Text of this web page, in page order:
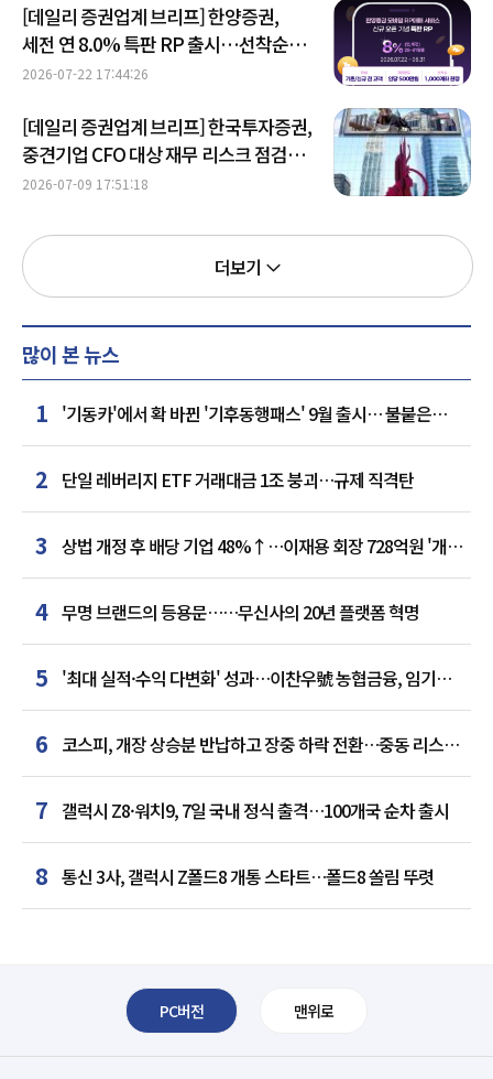
[데일리 증권업계 브리프] 한양증권,
세전 연 8.0% 특판 RP 출시…선착순
1000계좌 판매 外
2026-07-22 17:44:26
[데일리 증권업계 브리프] 한국투자증권,
중견기업 CFO 대상 재무 리스크 점검
협의회 개최 外
2026-07-09 17:51:18
더보기
많이 본 뉴스
1 '기동카'에서 확 바뀐 '기후동행패스' 9월 출시… 불붙은
카드사 경쟁
2 단일 레버리지 ETF 거래대금 1조 붕괴…규제 직격탄
3
상법 개정 후 배당 기업 48%↑…이재용 회장 728억원 '개인
최다'
4 무명 브랜드의 등용문……무신사의 20년 플랫폼 혁명
5 '최대 실적·수익 다변화' 성과…이찬우號 농협금융, 임기
말년 성장 박차
6 코스피, 개장 상승분 반납하고 장중 하락 전환…중동 리스크·
美 경계감
7 갤럭시 Z8·워치9, 7일 국내 정식 출격…100개국 순차 출시
8 통신 3사, 갤럭시 Z폴드8 개통 스타트…폴드8 쏠림 뚜렷
PC버전 맨위로